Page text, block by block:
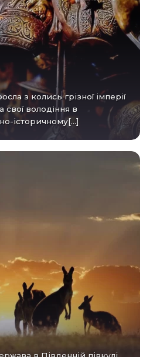
володіння в
історичному[...]